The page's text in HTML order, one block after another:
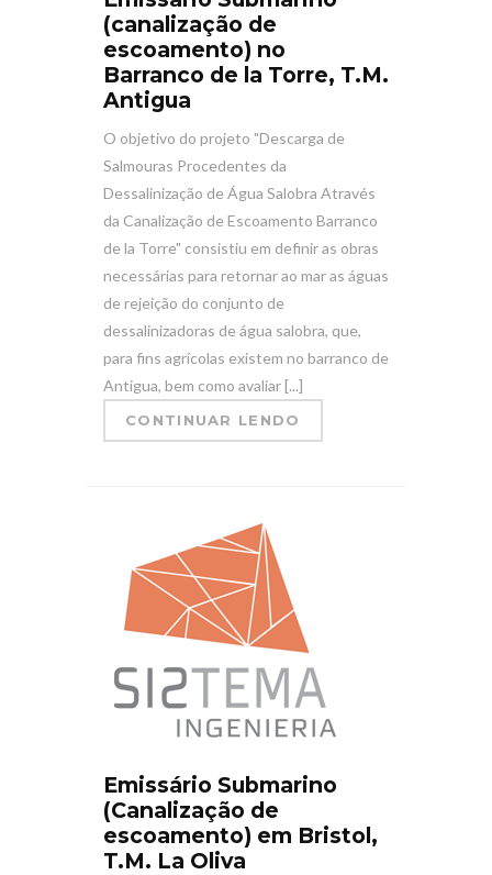
(canalização de
escoamento) no
Barranco de la Torre, T.M.
Antigua
O objetivo do projeto "Descarga de
Salmouras Procedentes da
Dessalinização de Água Salobra Através
da Canalização de Escoamento Barranco
de la Torre" consistiu em definir as obras
necessárias para retornar ao mar as águas
de rejeição do conjunto de
dessalinizadoras de água salobra, que,
para fins agrícolas existem no barranco de
Antigua, bem como avaliar [...]
CONTINUAR LENDO
Emissário Submarino
(Canalização de
escoamento) em Bristol,
T.M. La Oliva